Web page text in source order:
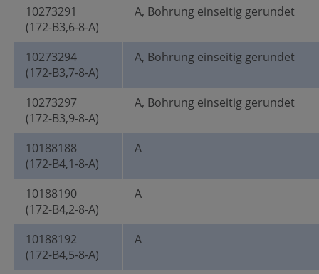
10273291
(172-B3,6-8-A)
A, Bohrung einseitig gerundet
10273294
(172-B3,7-8-A)
A, Bohrung einseitig gerundet
10273297
(172-B3,9-8-A)
A, Bohrung einseitig gerundet
10188188
(172-B4,1-8-A)
A
10188190
(172-B4,2-8-A)
A
10188192
(172-B4,5-8-A)
A